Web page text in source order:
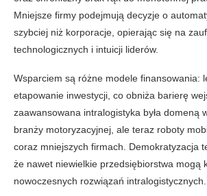
Mniejsze firmy podejmują decyzje o
szybciej niż korporacje, opierając się na
technologicznych i intuicji liderów.
Wsparciem są różne modele finansowania:
etapowanie inwestycji, co obniża barierę
zaawansowana intralogistyka była domeną
branży motoryzacyjnej, ale teraz roboty
coraz mniejszych firmach. Demokratyzacja
że nawet niewielkie przedsiębiorstwa mogą
nowoczesnych rozwiązań intralogistycznych.